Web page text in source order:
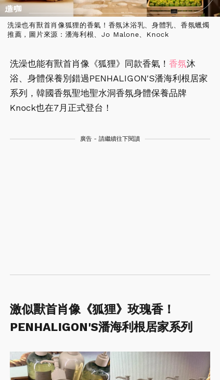
洗澡也有獸首肖像狐狸的香氣！香氛沐浴乳、身體乳、香氛蠟燭
推薦，圖片來源：潘海利根、Jo Malone、Knock
洗澡也能有獸首肖像《狐狸》同款香氣！ 香氛沐
浴、身體保養別錯過PENHALIGON'S潘海利根居家
系列，韓國香氛聖地聖水洞香氛身體保養品牌
Knock也在7月正式登台！
廣告 - 請繼續往下閱讀
激似獸首肖像《狐狸》玫瑰香！
PENHALIGON'S潘海利根居家系列